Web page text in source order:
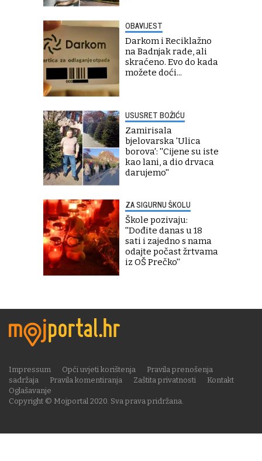
OBAVIJEST
Darkom i Reciklažno
na Badnjak rade, ali
skraćeno. Evo do kada
možete doći...
USUSRET BOŽIĆU
Zamirisala
bjelovarska 'Ulica
borova': ''Cijene su iste
kao lani, a dio drvaca
darujemo''
ZA SIGURNU ŠKOLU
Škole pozivaju:
''Dođite danas u 18
sati i zajedno s nama
odajte počast žrtvama
iz OŠ Prečko''
Copyright © Mojportal 2020. Sva prava pridržana.
Impressum Opći uvjeti korištenja
Pravila prenošenja
sadržaja
Pravila komentiranja Zaštita privatnosti
Kontakt
Oglašavanje